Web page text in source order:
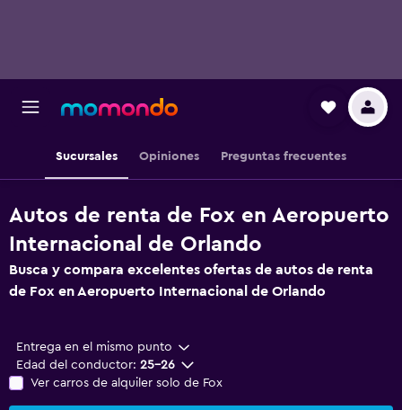
Sucursales Opiniones Preguntas frecuentes
Autos de renta de Fox en Aeropuerto
Internacional de Orlando
Busca y compara excelentes ofertas de autos de renta
de Fox en Aeropuerto Internacional de Orlando
Entrega en el mismo punto
Edad del conductor: 25-26
Ver carros de alquiler solo de Fox